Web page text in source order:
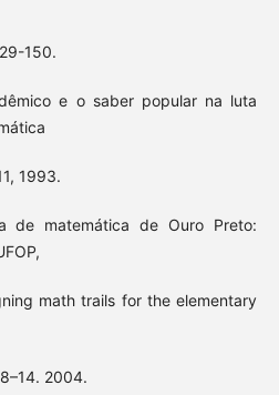
150.
e o saber popular na luta
1993.
de matemática de Ouro Preto:
math trails for the elementary
2004.